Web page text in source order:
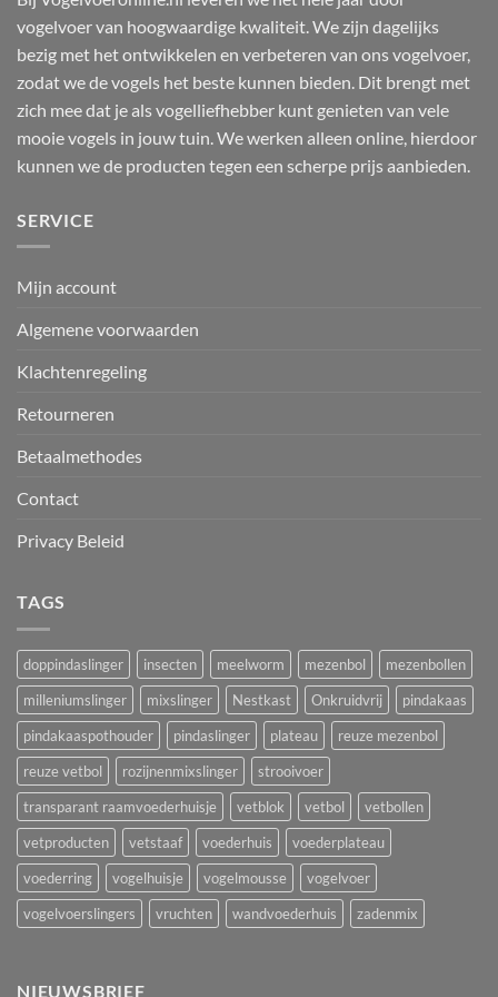
vogelvoer van hoogwaardige kwaliteit. We zijn dagelijks
bezig met het ontwikkelen en verbeteren van ons vogelvoer,
zodat we de vogels het beste kunnen bieden. Dit brengt met
zich mee dat je als vogelliefhebber kunt genieten van vele
mooie vogels in jouw tuin. We werken alleen online, hierdoor
kunnen we de producten tegen een scherpe prijs aanbieden.
SERVICE
Mijn account
Algemene voorwaarden
Klachtenregeling
Retourneren
Betaalmethodes
Contact
Privacy Beleid
TAGS
doppindaslinger insecten meelworm mezenbol
mezenbollen
milleniumslinger
mixslinger Nestkast Onkruidvrij
pindakaas
pindakaaspothouder
pindaslinger plateau
reuze mezenbol
reuze vetbol
rozijnenmixslinger
strooivoer
transparant raamvoederhuisje
vetblok vetbol
vetbollen
vetproducten
vetstaaf voederhuis
voederplateau
voederring
vogelhuisje vogelmousse
vogelvoer
vogelvoerslingers
vruchten wandvoederhuis zadenmix
NIEUWSBRIEF